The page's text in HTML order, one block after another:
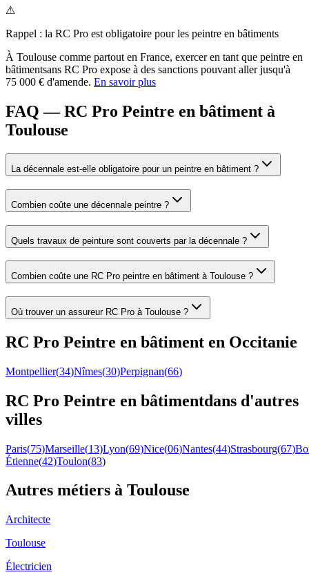
⚠
Rappel : la RC Pro est obligatoire pour les peintre en bâtiments
À Toulouse comme partout en France, exercer en tant que peintre en
bâtimentsans RC Pro expose à des sanctions pouvant aller jusqu'à
75 000 € d'amende. En savoir plus
FAQ — RC Pro Peintre en bâtiment à
Toulouse
La décennale est-elle obligatoire pour un peintre en bâtiment ?
Combien coûte une décennale peintre ?
Quels travaux de peinture sont couverts par la décennale ?
Combien coûte une RC Pro peintre en bâtiment à Toulouse ?
Où trouver un assureur RC Pro à Toulouse ?
RC Pro Peintre en bâtiment en Occitanie
Montpellier(34)Nîmes(30)Perpignan(66)
RC Pro Peintre en bâtimentdans d'autres
villes
Paris(75)Marseille(13)Lyon(69)Nice(06)Nantes(44)Strasbourg(67)
Étienne(42)Toulon(83)
Autres métiers à Toulouse
Architecte
Toulouse
Électricien